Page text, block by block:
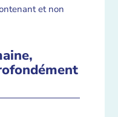
et non